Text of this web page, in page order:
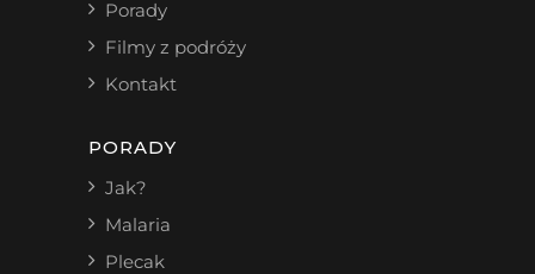
Porady
Filmy z podróży
Kontakt
PORADY
Jak?
Malaria
Plecak